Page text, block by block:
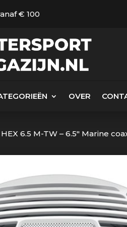
€ 100
OVER
6.5 M-TW – 6.5″ Marine